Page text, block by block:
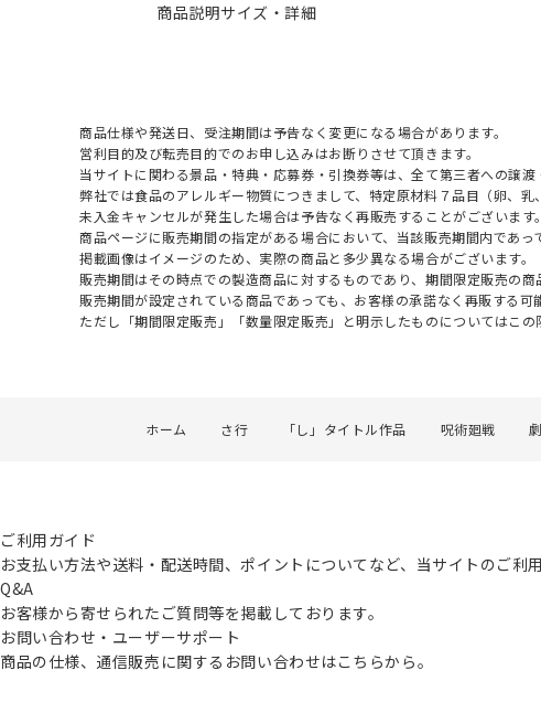
商品説明サイズ・詳細
商品仕様や発送日、受注期間は予告なく変更になる場合があります。
営利目的及び転売目的でのお申し込みはお断りさせて頂きます。
当サイトに関わる景品・特典・応募券・引換券等は、全て第三者への譲渡
弊社では食品のアレルギー物質につきまして、特定原材料７品目（卵、
未入金キャンセルが発生した場合は予告なく再販売することがございます
商品ページに販売期間の指定がある場合において、当該販売期間内であっ
掲載画像はイメージのため、実際の商品と多少異なる場合がございます。
販売期間はその時点での製造商品に対するものであり、期間限定販売の
販売期間が設定されている商品であっても、お客様の承諾なく再販する可
ただし「期間限定販売」「数量限定販売」と明示したものについてはこの
ホーム さ行 「し」タイトル作品 呪術廻戦
ご利用ガイド
お支払い方法や送料・配送時間、ポイントについてなど、当サイトのご利
Q&A
お客様から寄せられたご質問等を掲載しております。
お問い合わせ・ユーザーサポート
商品の仕様、通信販売に関するお問い合わせはこちらから。